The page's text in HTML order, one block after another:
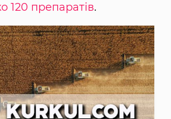
120 препаратів.